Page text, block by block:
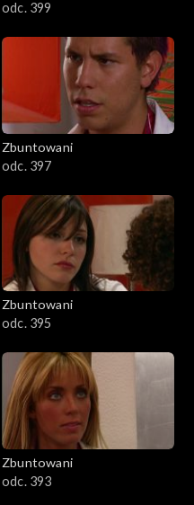
odc. 399
Zbuntowani
odc. 397
Zbuntowani
odc. 395
Zbuntowani
odc. 393